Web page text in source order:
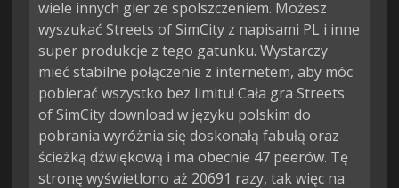
wiele innych gier ze spolszczeniem. Możesz
wyszukać Streets of SimCity z napisami PL i inne
super produkcje z tego gatunku. Wystarczy
mieć stabilne połączenie z internetem, aby móc
pobierać wszystko bez limitu! Cała gra Streets
of SimCity download w języku polskim do
pobrania wyróżnia się doskonałą fabułą oraz
ścieżką dźwiękową i ma obecnie 47 peerów. Tę
stronę wyświetlono aż 20691 razy, tak więc na